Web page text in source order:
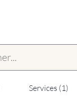
Services (1)